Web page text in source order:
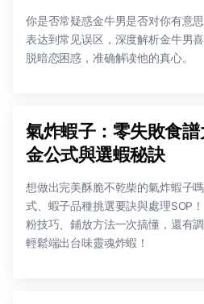
你是否常疑惑金牛男是否对你有意
表达到常见误区，深度解析金牛男
脱暗恋困惑，准确解读他的真心。
氣炸蝦子：零失敗食
金公式與選蝦秘訣
想做出完美酥脆不乾柴的氣炸蝦子
式、蝦子品種挑選要訣與處理SOP
粉技巧、鋪放方法一次搞懂，還有
輕鬆端出台味靈魂炸蝦！